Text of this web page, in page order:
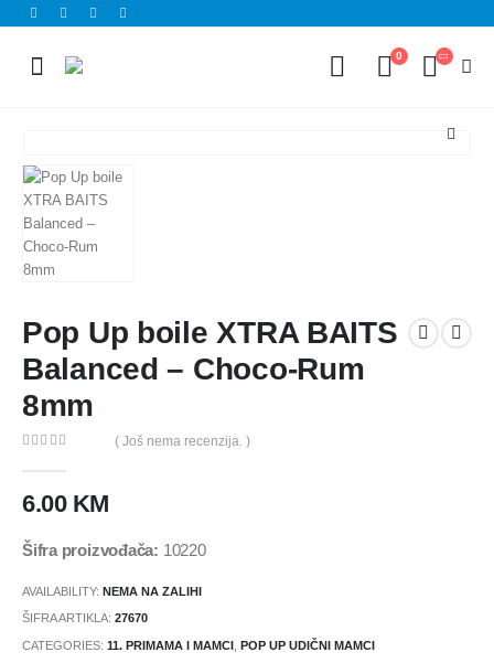
0
Pop Up boile XTRA BAITS
Balanced – Choco-Rum
8mm
( Još nema recenzija. )
6.00 KM
Šifra proizvođača: 10220
AVAILABILITY: NEMA NA ZALIHI
ŠIFRA ARTIKLA: 27670
CATEGORIES: 11. PRIMAMA I MAMCI POP UP UDIČNI MAMCI